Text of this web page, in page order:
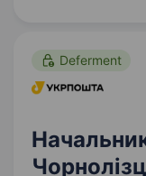
Deferment